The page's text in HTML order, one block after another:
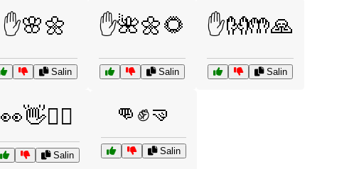
✋🌸🌼
Salin
✋🌺🌼🌻
Salin
✋👐🤲🙏
Salin
👀👋🤷‍♂️
Salin
👊✊🤜
Salin